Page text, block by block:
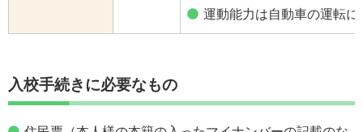
運動能力は自動車の運転
入校手続きに必要なもの